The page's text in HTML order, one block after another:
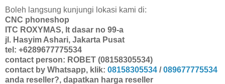
Boleh langsung kunjungi lokasi kami di:
CNC phoneshop
ITC ROXYMAS, lt dasar no 99-a
jl. Hasyim Ashari, Jakarta Pusat
tel: +6289677775534
contact person: ROBET (08158305534)
contact by Whatsapp, klik: 08158305534 /089677775534
anda reseller?, dapatkan harga reseller